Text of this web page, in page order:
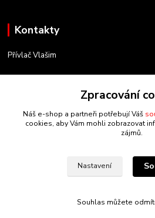
Kontakty
Přívlač Vlašim
734 754 584
info@privlacvlasim.cz
Zpracování
Náš e-shop a partneři potřebují Váš
cookies, aby Vám mohli zobrazovat
zájmů.
Nastavení
Souhlas můžete